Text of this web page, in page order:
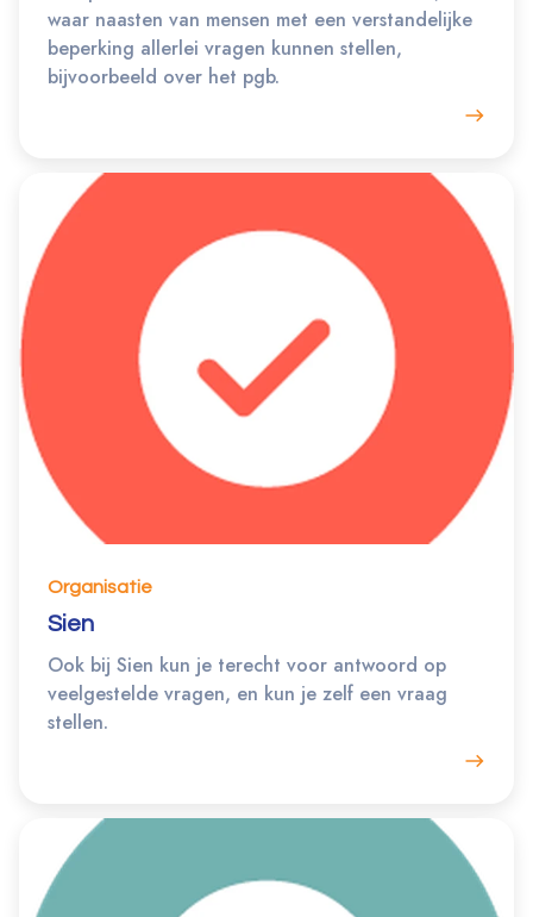
waar naasten van mensen met een verstandelijke
beperking allerlei vragen kunnen stellen,
bijvoorbeeld over het pgb.
Organisatie
Sien
Ook bij Sien kun je terecht voor antwoord op
veelgestelde vragen, en kun je zelf een vraag
stellen.